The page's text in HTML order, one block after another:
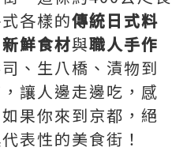
各樣的傳統日式料
新鮮食材與職人手作
、生八橋、漬物到
讓人邊走邊吃，感
果你來到京都，絕
表性的美食街！